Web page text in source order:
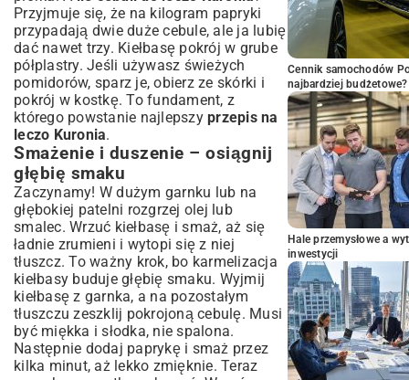
Przyjmuje się, że na kilogram papryki
przypadają dwie duże cebule, ale ja lubię
dać nawet trzy. Kiełbasę pokrój w grube
półplastry. Jeśli używasz świeżych
pomidorów, sparz je, obierz ze skórki i
pokrój w kostkę. To fundament, z
którego powstanie najlepszy przepis na
leczo Kuronia.
Smażenie i duszenie – osiągnij
głębię smaku
Zaczynamy! W dużym garnku lub na
głębokiej patelni rozgrzej olej lub
smalec. Wrzuć kiełbasę i smaż, aż się
ładnie zrumieni i wytopi się z niej
tłuszcz. To ważny krok, bo karmelizacja
kiełbasy buduje głębię smaku. Wyjmij
kiełbasę z garnka, a na pozostałym
tłuszczu zeszklij pokrojoną cebulę. Musi
być miękka i słodka, nie spalona.
Następnie dodaj paprykę i smaż przez
kilka minut, aż lekko zmięknie. Teraz
Cennik samochodów
najbardziej budżetowe?
Hale przemysłowe a
inwestycji